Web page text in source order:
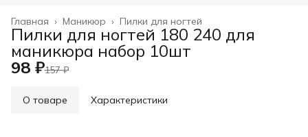
Пилки для ногтей
Маникюр ›
Главная ›
Пилки для ногтей 180 240 для
маникюра набор 10шт
98 ₽157 ₽
О товаре Характеристики